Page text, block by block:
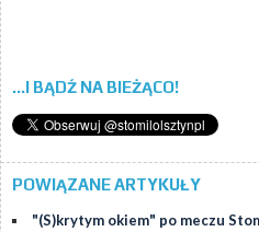
...I BĄDŹ NA BIEŻĄCO!
POWIĄZANE ARTYKUŁY
"(S)krytym okiem" po meczu